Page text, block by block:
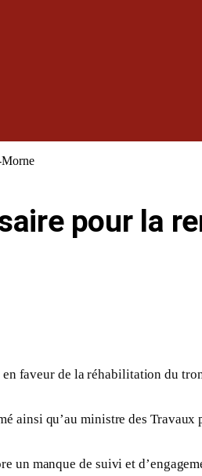
Morne
pour la
faveur de la réhabilitation du
ainsi qu’au ministre des Travaux
un manque de suivi et